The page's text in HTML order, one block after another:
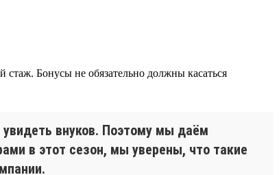
Бонусы не обязательно должны касаться
внуков. Поэтому мы даём
в этот сезон, мы уверены, что такие